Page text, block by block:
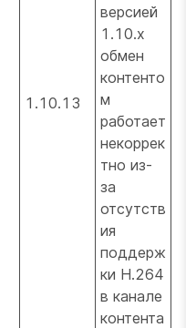
1.10.13
версией
1.10.x
обмен
контенто
м
работает
некоррек
тно из-
за
отсутств
ия
поддерж
ки H.264
в канале
контента